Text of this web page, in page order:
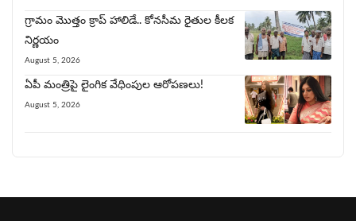
గ్రామం మొత్తం క్రాప్ హాలిడే.. కోనసీమ రైతుల కీలక
నిర్ణయం
August 5, 2026
ఏపీ మంత్రిపై లైంగిక వేధింపుల ఆరోపణలు!
August 5, 2026